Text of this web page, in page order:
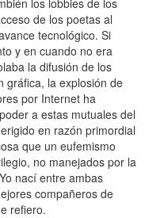
de los poetas al
tecnológico. Si
y en cuando no era
la difusión de los
gráfica, la explosión de
por Internet ha
a estas mutuales del
en razón primordial
que un eufemismo
no manejados por la
nací entre ambas
compañeros de
refiero.